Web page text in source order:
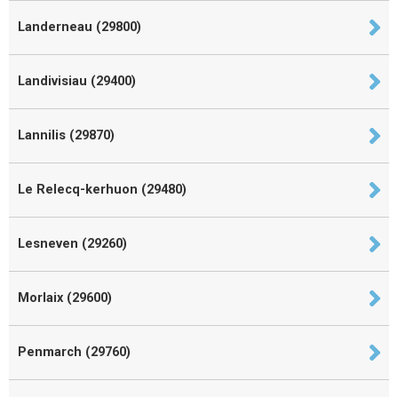
Landerneau (29800)
Landivisiau (29400)
Lannilis (29870)
Le Relecq-kerhuon (29480)
Lesneven (29260)
Morlaix (29600)
Penmarch (29760)